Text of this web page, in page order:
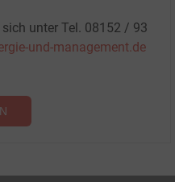
unter Tel. 08152 / 93
und-management.de